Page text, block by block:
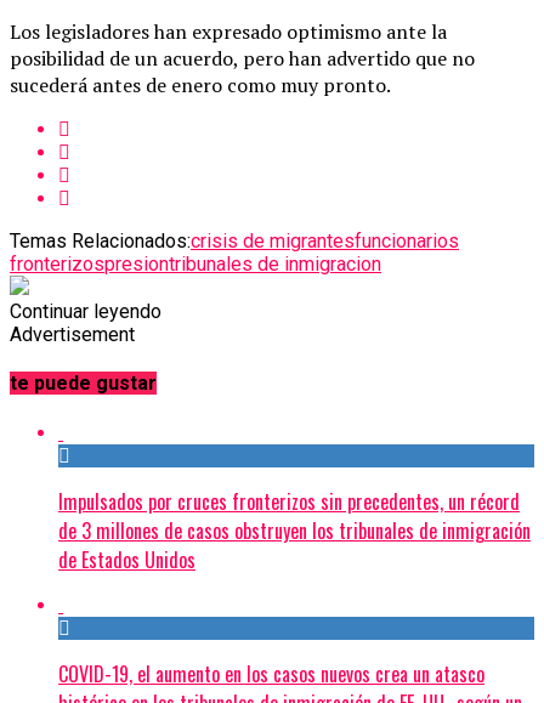
Los legisladores han expresado optimismo ante la
posibilidad de un acuerdo, pero han advertido que no
sucederá antes de enero como muy pronto.
Temas Relacionados:crisis de migrantesfuncionarios
fronterizospresiontribunales de inmigracion
Continuar leyendo
Advertisement
te puede gustar
Impulsados por cruces fronterizos sin precedentes, un récord
de 3 millones de casos obstruyen los tribunales de inmigración
de Estados Unidos
COVID-19, el aumento en los casos nuevos crea un atasco